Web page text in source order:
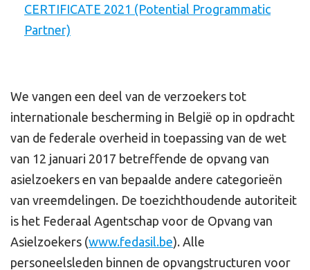
CERTIFICATE 2021 (Potential Programmatic
Partner)
We vangen een deel van de verzoekers tot
internationale bescherming in België op in opdracht
van de federale overheid in toepassing van de wet
van 12 januari 2017 betreffende de opvang van
asielzoekers en van bepaalde andere categorieën
van vreemdelingen. De toezichthoudende autoriteit
is het Federaal Agentschap voor de Opvang van
Asielzoekers (www.fedasil.be). Alle
personeelsleden binnen de opvangstructuren voor